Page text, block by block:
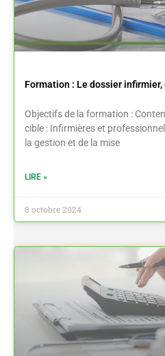
Formation : Le dossier
Objectifs de la formation :
cible : Infirmières et
la gestion et de la mise
LIRE »
8 octobre 2024